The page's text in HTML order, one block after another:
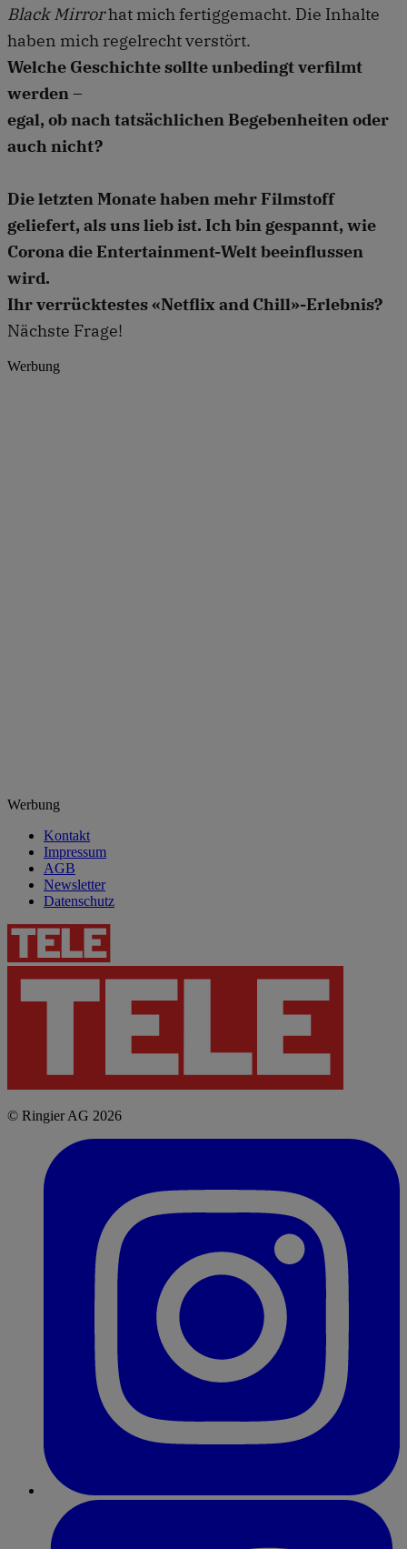
Black Mirrorhat mich fertiggemacht. Die Inhalte
haben mich regelrecht verstört.
Welche Geschichte sollte unbedingt verfilmt
werden –
egal, ob nach tatsächlichen Begebenheiten oder
auch nicht?
Die letzten Monate haben mehr Filmstoff
geliefert, als uns lieb ist. Ich bin gespannt, wie
Corona die Entertainment-Welt beeinflussen
wird.
Ihr verrücktestes «Netflix and Chill»-Erlebnis?
Nächste Frage!
Werbung
Werbung
Kontakt
Impressum
AGB
Newsletter
Datenschutz
© Ringier AG 2026